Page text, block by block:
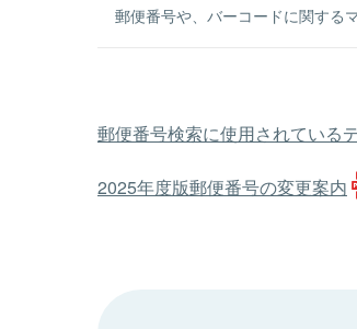
郵便番号や、バーコードに関する
郵便番号検索に使用されている
2025年度版郵便番号の変更案内